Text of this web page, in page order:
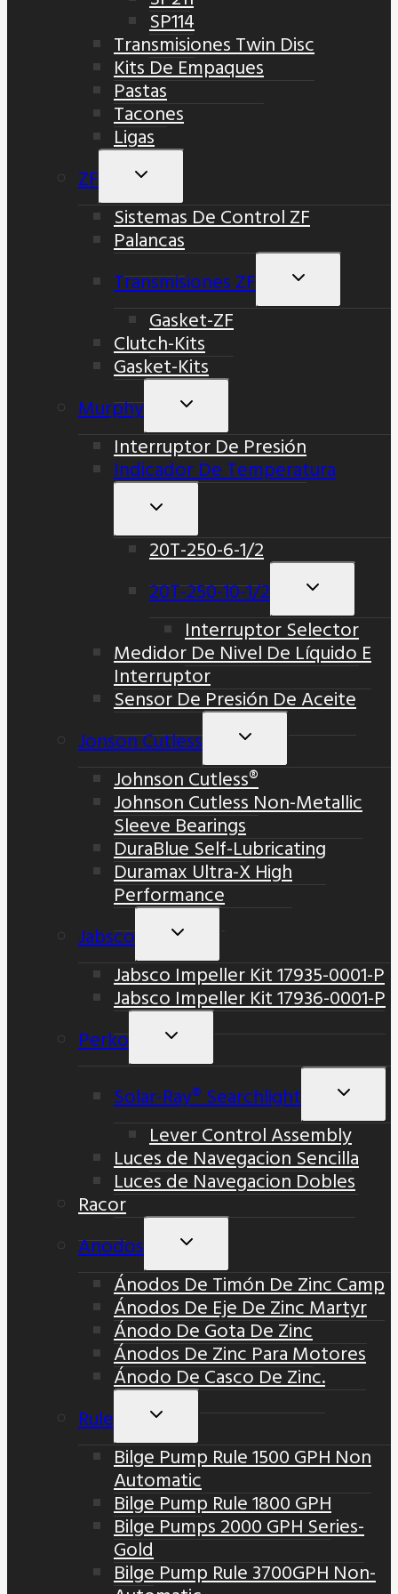
SP114
Transmisiones Twin Disc
Kits De Empaques
Pastas
Tacones
Ligas
ZF
Alternar
Hijo
Sistemas De Control ZF
Palancas
Transmisiones ZF
Alternar
Gasket-ZF
Clutch-Kits
Gasket-Kits
Murphy
Alternar
Hijo
Interruptor De Presión
Indicador De Temperatura
Alternar
Hijo
20T-250-6-1/2
20T-250-10-1/2
Alternar
Hijo
Interruptor Selector
Medidor De Nivel De Líquido E
Interruptor
Sensor De Presión De Aceite
Jonson Cutless
Alternar
Hijo
Johnson Cutless®
Johnson Cutless Non-Metallic
Sleeve Bearings
DuraBlue Self-Lubricating
Duramax Ultra-X High
Performance
Jabsco
Alternar
Hijo
Jabsco Impeller Kit 17935-0001-P
Jabsco Impeller Kit 17936-0001-P
Perko
Alternar
Solar-Ray® Searchlight
Hijo
Lever Control Assembly
Luces de Navegacion Sencilla
Luces de Navegacion Dobles
Racor
Anodos
Alternar
Hijo
Ánodos De Timón De Zinc Camp
Ánodos De Eje De Zinc Martyr
Ánodo De Gota De Zinc
Ánodos De Zinc Para Motores
Ánodo De Casco De Zinc.
Rule
Alternar
Hijo
Bilge Pump Rule 1500 GPH Non
Automatic
Bilge Pump Rule 1800 GPH
Bilge Pumps 2000 GPH Series-
Gold
Bilge Pump Rule 3700GPH Non-